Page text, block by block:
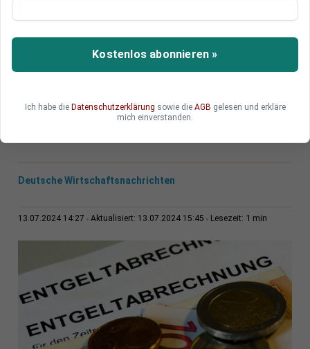
Hohe Tarifabschlüsse haben die Arbeitskosten
in Deutschland stark ansteigen lassen. Im EU-
Vergleich gehört Deutschland zu den Ländern mit
Spitzenreiter noch deutlich teurere Stundenlöhne
Deutsche Wirtschaftsnachrichten
13.07.2024 14:27 Aktualisiert: 13.07.2024 15:45 Lesezeit: 1 min
Kostenlos abonnieren »
Ich habe die Datenschutzerklärung sowie die AGB gelesen und erkläre
mich einverstanden.